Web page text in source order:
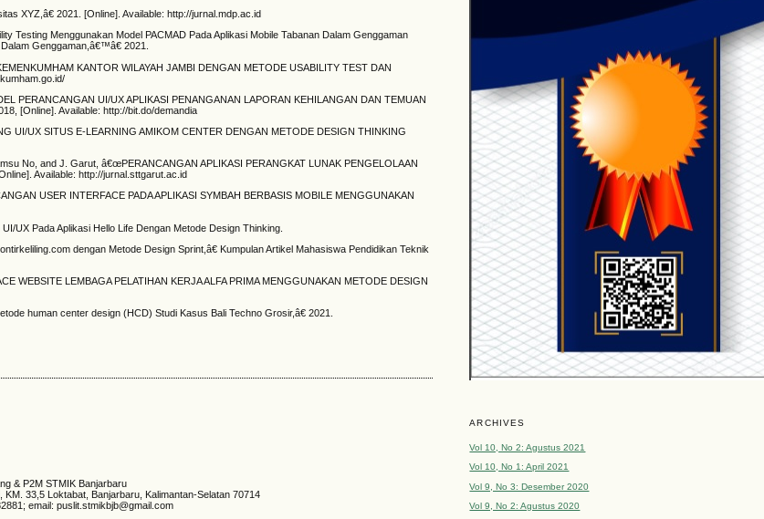
ARCHIVES
Vol 10, No 2: Agustus 2021
Vol 10, No 1: April 2021
Vol 9, No 3: Desember 2020
Vol 9, No 2: Agustus 2020
XYZ,â€ 2021. [Online]. Available: http://jurnal.mdp.ac.id
Testing Menggunakan Model PACMAD Pada Aplikasi Mobile Tabanan Dalam Genggaman
Dalam Genggaman,â€™â€ 2021.
KANTOR WILAYAH JAMBI DENGAN METODE USABILITY TEST DAN
PERANCANGAN UI/UX APLIKASI PENANGANAN LAPORAN KEHILANGAN DAN TEMUAN
[Online]. Available: http://bit.do/demandia
UI/UX SITUS E-LEARNING AMIKOM CENTER DENGAN METODE DESIGN THINKING
No, and J. Garut, â€œPERANCANGAN APLIKASI PERANGKAT LUNAK PENGELOLAAN
Available: http://jurnal.sttgarut.ac.id
USER INTERFACE PADA APLIKASI SYMBAH BERBASIS MOBILE MENGGUNAKAN
UX Pada Aplikasi Hello Life Dengan Metode Design Thinking.
dengan Metode Design Sprint,â€ Kumpulan Artikel Mahasiswa Pendidikan Teknik
WEBSITE LEMBAGA PELATIHAN KERJA ALFA PRIMA MENGGUNAKAN METODE DESIGN
human center design (HCD) Studi Kasus Bali Techno Grosir,â€ 2021.
& P2M STMIK Banjarbaru
KM. 33,5 Loktabat, Banjarbaru, Kalimantan-Selatan 70714
email: puslit.stmikbjb@gmail.com